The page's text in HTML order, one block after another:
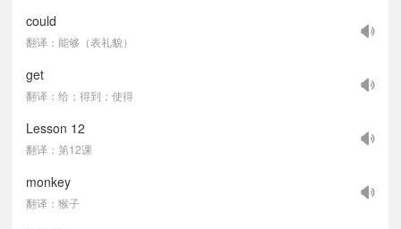
could
翻译：能够（表礼貌）
get
翻译：给；得到；使得
Lesson 12
翻译：第12课
monkey
翻译：猴子